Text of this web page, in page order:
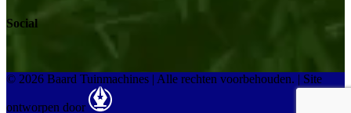
Social
© 2026 Baard Tuinmachines | Alle rechten voorbehouden. | Site
ontworpen door